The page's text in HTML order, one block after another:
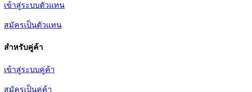
เข้าสู่ระบบตัวแทน
สมัครเป็นตัวแทน
สำหรับคู่ค้า
เข้าสู่ระบบคู่ค้า
สมัครเป็นคู่ค้า